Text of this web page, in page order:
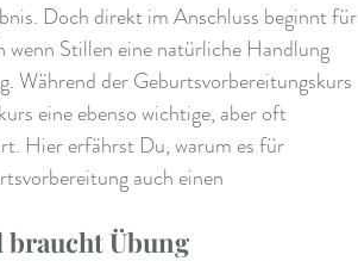
Doch direkt im Anschluss beginnt für
wenn Stillen eine natürliche Handlung
Während der Geburtsvorbereitungskurs
eine ebenso wichtige, aber oft
Hier erfährst Du, warum es für
auch einen
Übung